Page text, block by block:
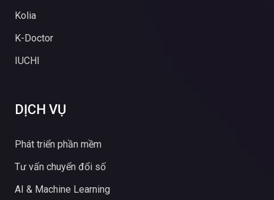
Kolia
K-Doctor
IUCHI
DỊCH VỤ
Phát triển phần mềm
Tư vấn chuyển đổi số
AI & Machine Learning